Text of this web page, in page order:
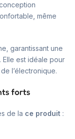
même
garantissant une
Elle est idéale pour
l’électronique.
forts
de la ce produit :